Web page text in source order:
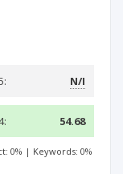
N/I
54.68
0% | Keywords: 0%